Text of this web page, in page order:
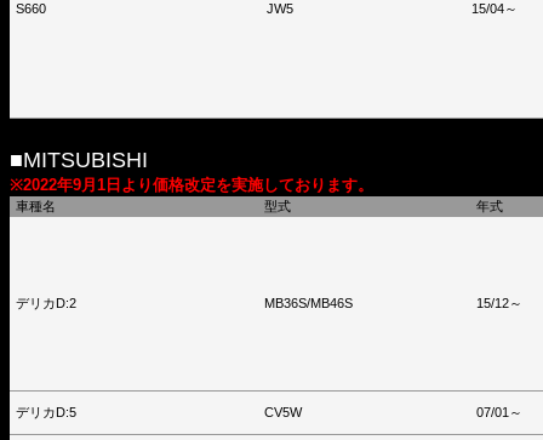
S660 JW5 15/04～
■MITSUBISHI
※2022年9月1日より価格改定を実施しております。
車種名 型式 年式
デリカD:2 MB36S/MB46S 15/12～
デリカD:5 CV5W 07/01～